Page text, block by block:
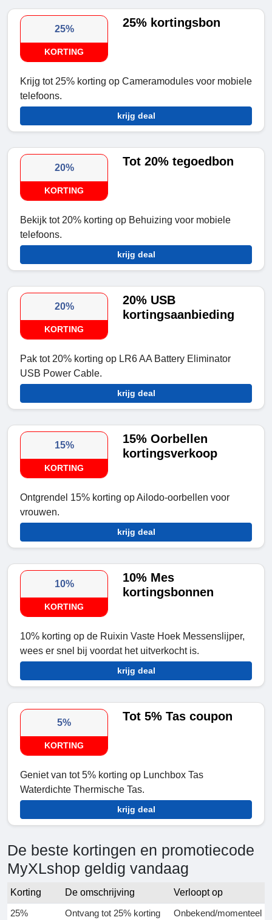
25%
KORTING
25% kortingsbon
Krijg tot 25% korting op Cameramodules voor mobiele
telefoons.
krijg deal
20%
KORTING
Tot 20% tegoedbon
Bekijk tot 20% korting op Behuizing voor mobiele
telefoons.
krijg deal
20%
KORTING
20% USB
kortingsaanbieding
Pak tot 20% korting op LR6 AA Battery Eliminator
USB Power Cable.
krijg deal
15%
KORTING
15% Oorbellen
kortingsverkoop
Ontgrendel 15% korting op Ailodo-oorbellen voor
vrouwen.
krijg deal
10%
KORTING
10% Mes
kortingsbonnen
10% korting op de Ruixin Vaste Hoek Messenslijper,
wees er snel bij voordat het uitverkocht is.
krijg deal
5%
KORTING
Tot 5% Tas coupon
Geniet van tot 5% korting op Lunchbox Tas
Waterdichte Thermische Tas.
krijg deal
De beste kortingen en promotiecode
MyXLshop geldig vandaag
Korting De omschrijving
Verloopt op
25%
Ontvang tot 25% korting Onbekend/momenteel